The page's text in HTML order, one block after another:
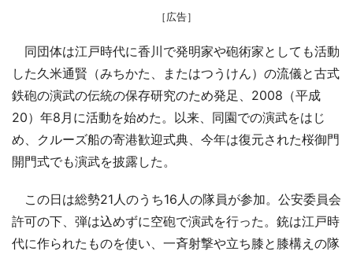
［広告］
同団体は江戸時代に香川で発明家や砲術家としても活動
した久米通賢（みちかた、またはつうけん）の流儀と古式
鉄砲の演武の伝統の保存研究のため発足、2008（平成
20）年8月に活動を始めた。以来、同園での演武をはじ
め、クルーズ船の寄港歓迎式典、今年は復元された桜御門
開門式でも演武を披露した。
この日は総勢21人のうち16人の隊員が参加。公安委員会
許可の下、弾は込めずに空砲で演武を行った。銃は江戸時
代に作られたものを使い、一斉射撃や立ち膝と膝構えの隊